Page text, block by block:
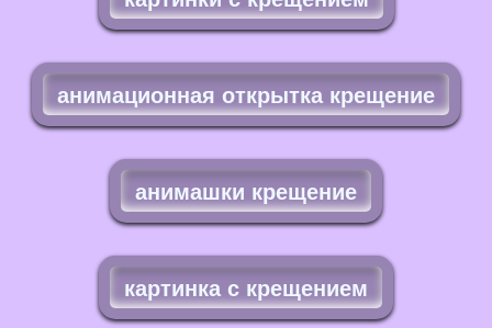
анимационная открытка крещение
анимашки крещение
картинка с крещением